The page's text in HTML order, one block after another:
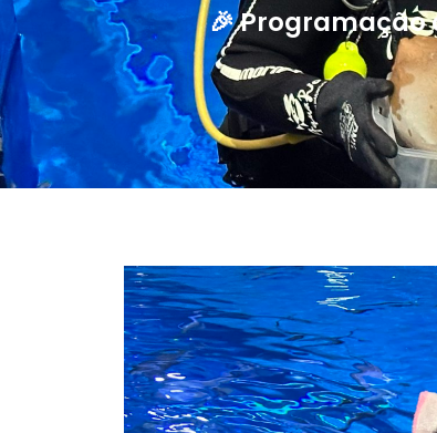
🎉 Programação